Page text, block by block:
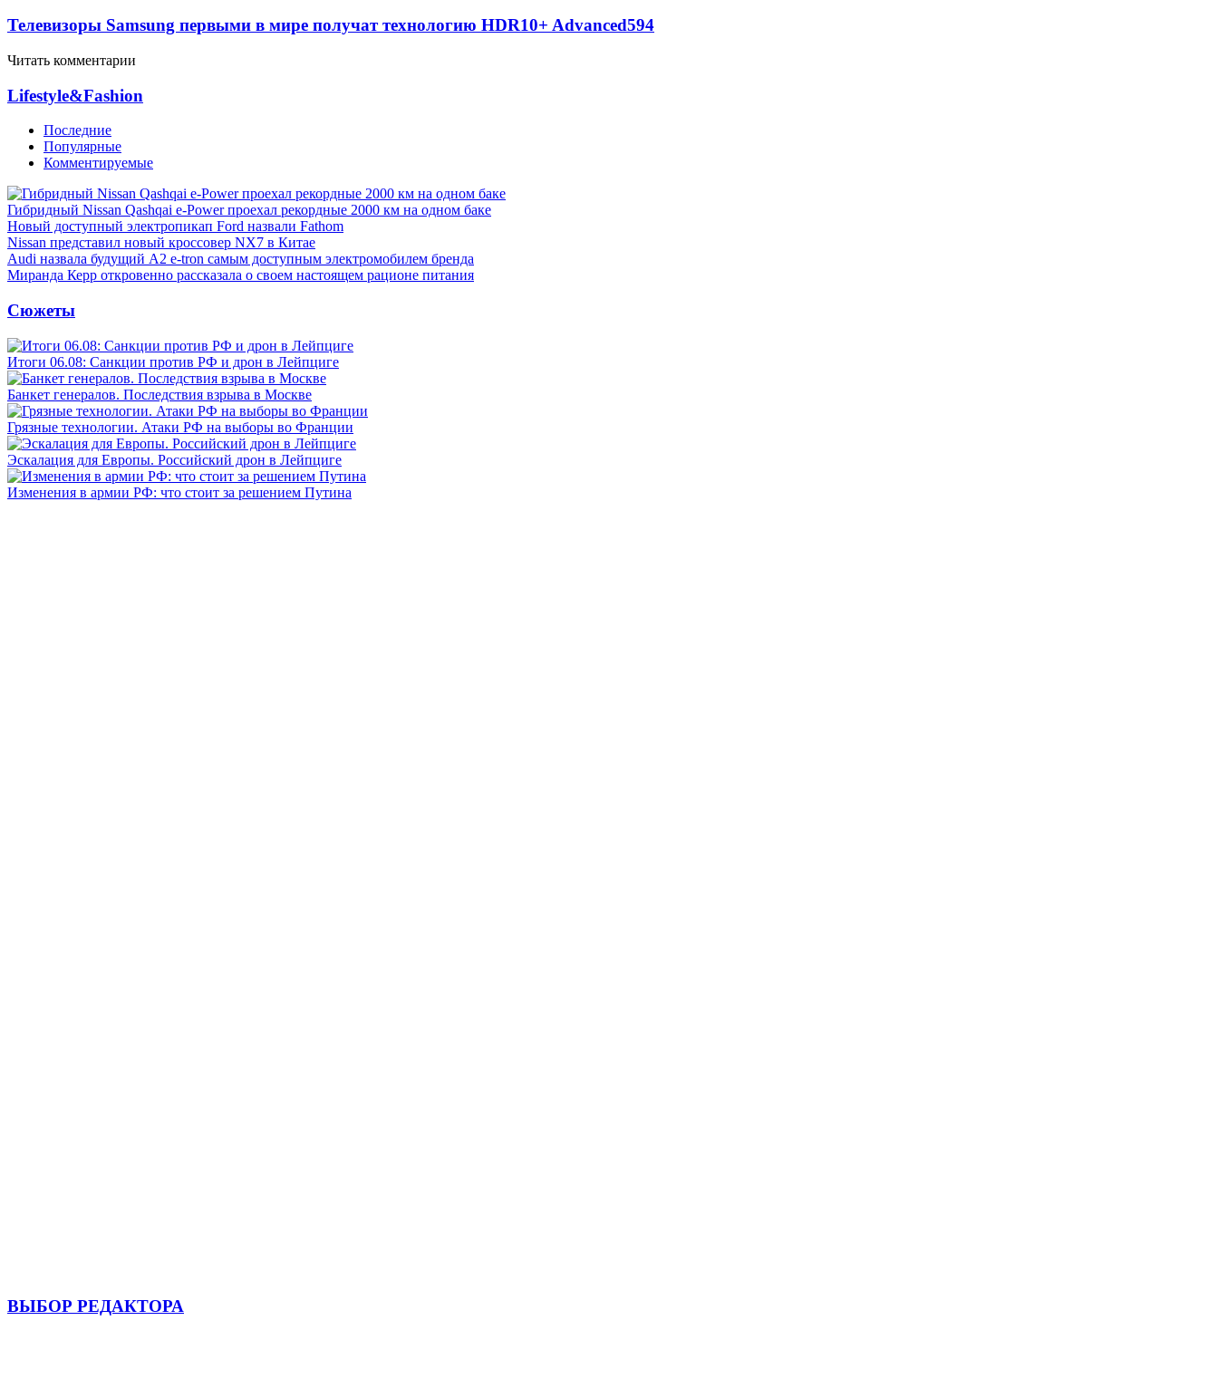
Телевизоры Samsung первыми в мире получат технологию HDR10+ Advanced594
Читать комментарии
Lifestyle&Fashion
Последние
Популярные
Комментируемые
Гибридный Nissan Qashqai e-Power проехал рекордные 2000 км на одном баке
Новый доступный электропикап Ford назвали Fathom
Nissan представил новый кроссовер NX7 в Китае
Audi назвала будущий A2 e-tron самым доступным электромобилем бренда
Миранда Керр откровенно рассказала о своем настоящем рационе питания
Сюжеты
Итоги 06.08: Санкции против РФ и дрон в Лейпциге
Банкет генералов. Последствия взрыва в Москве
Грязные технологии. Атаки РФ на выборы во Франции
Эскалация для Европы. Российский дрон в Лейпциге
Изменения в армии РФ: что стоит за решением Путина
ВЫБОР РЕДАКТОРА